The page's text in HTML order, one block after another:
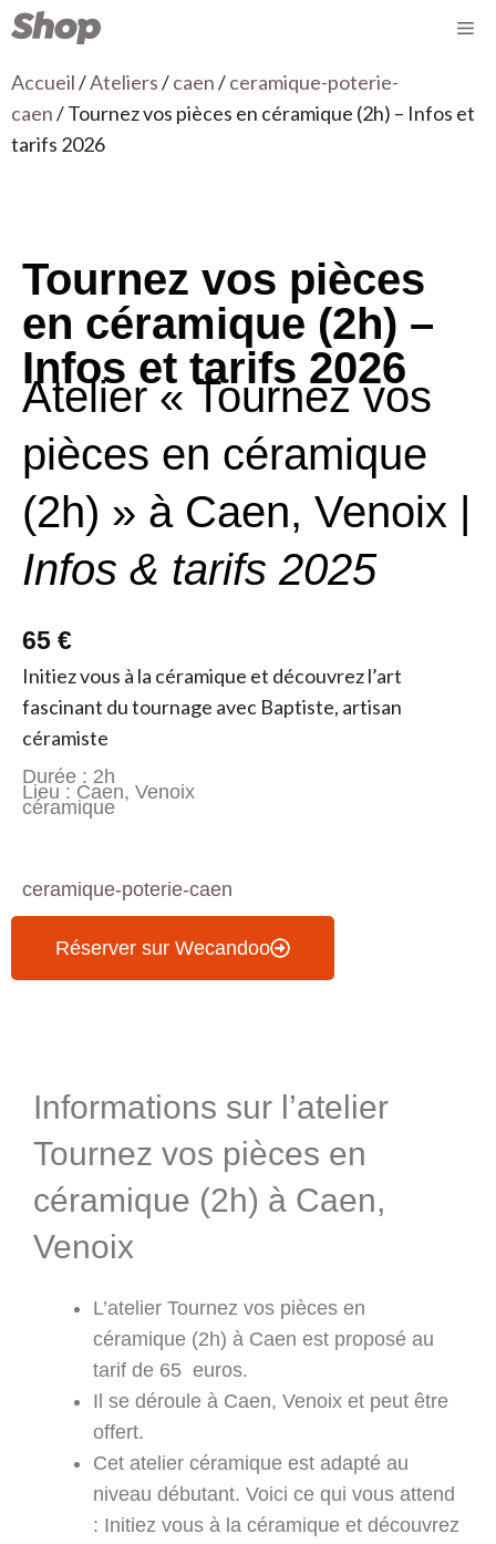
Accueil/Ateliers/caen/ceramique-poterie-
caen/ Tournez vos pièces en céramique (2h) – Infos et
tarifs 2026
Tournez vos pièces
en céramique (2h) –
Infos et tarifs 2026
Atelier « Tournez vos
pièces en céramique
(2h) » à Caen, Venoix |
Infos & tarifs 2025
65 €
Initiez vous à la céramique et découvrez l’art
fascinant du tournage avec Baptiste, artisan
céramiste
Durée : 2h
Lieu : Caen, Venoix
céramique
ceramique-poterie-caen
Réserver sur Wecandoo
Informations sur l’atelier
Tournez vos pièces en
céramique (2h) à Caen,
Venoix
L’atelier Tournez vos pièces en
céramique (2h) à Caen est proposé au
tarif de 65 euros.
Il se déroule à Caen, Venoix et peut être
offert.
Cet atelier céramique est adapté au
niveau débutant. Voici ce qui vous attend
: Initiez vous à la céramique et découvrez